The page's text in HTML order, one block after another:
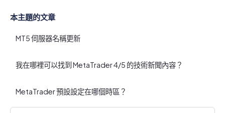
本主題的文章
MT5 伺服器名稱更新
我在哪裡可以找到 MetaTrader 4/5 的技術新聞內容？
MetaTrader 預設設定在哪個時區？